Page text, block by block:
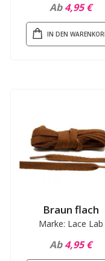
Ab 4,95 €
IN DEN
Braun flach
Marke: Lace Lab
Ab 4,95 €